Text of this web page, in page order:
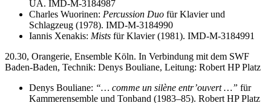
UA. IMD-M-3184987
Charles Wuorinen: Percussion Duo für Klavier und
Schlagzeug (1978). IMD-M-3184990
Iannis Xenakis: Mists für Klavier (1981). IMD-M-3184991
20.30, Orangerie, Ensemble Köln. In Verbindung mit dem SWF
Baden-Baden, Technik: Denys Bouliane, Leitung: Robert HP Platz
Denys Bouliane: “… comme un silène entr’ouvert …” für
Kammerensemble und Tonband (1983–85). Robert HP Platz